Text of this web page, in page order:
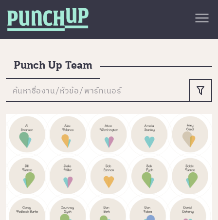
Skip to content
menu
close
Service
Project
Article
ลับด้านบน
Punch Up Team
ค้นหาชื่องาน/หัวข้อ/พาร์ทเนอร์